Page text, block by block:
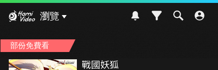
瀏覽
部份免費看
戰國妖狐